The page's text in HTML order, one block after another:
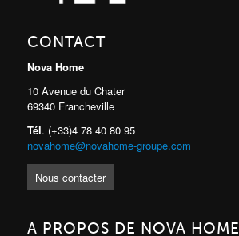
CONTACT
Nova Home
10 Avenue du Chater
69340 Francheville
Tél. (+33)4 78 40 80 95
novahome@novahome-groupe.com
Nous contacter
A PROPOS DE NOVA HOME